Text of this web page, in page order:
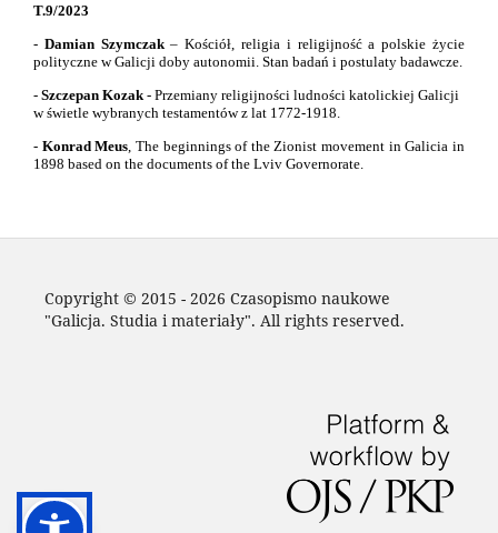
T.9/2023
- Damian Szymczak– Kościół, religia i religijność a polskie życie
polityczne w Galicji doby autonomii. Stan badań i postulaty badawcze.
- Szczepan Kozak- Przemiany religijności ludności katolickiej Galicji
w świetle wybranych testamentów z lat 1772-1918.
- Konrad Meus, The beginnings of the Zionist movement in Galicia in
1898 based on the documents of the Lviv Governorate.
Copyright © 2015 - 2026 Czasopismo naukowe
"Galicja. Studia i materiały". All rights reserved.